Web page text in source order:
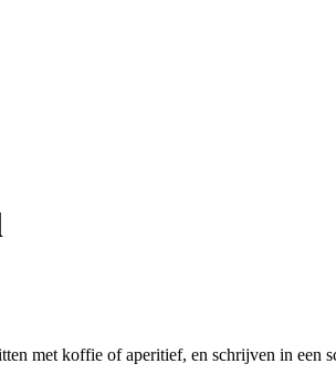
met koffie of aperitief, en schrijven in een